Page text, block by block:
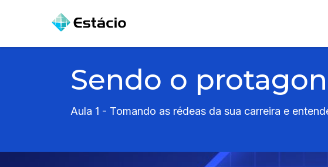
Sendo o
Aula 1 - Tomando as rédeas da sua carreira e